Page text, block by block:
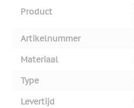
Product
Artikelnummer
Materiaal
Type
Levertijd